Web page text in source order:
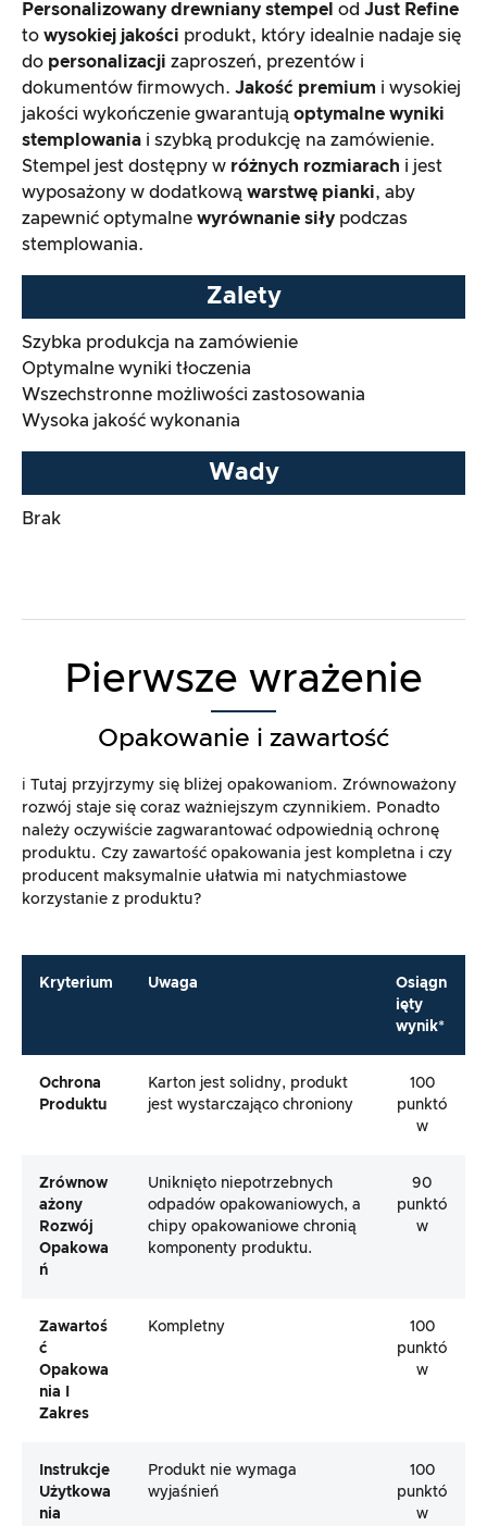
Przetwarzanie i wygląd produktu
Test praktyczny
Stosunek ceny do wydajności
Wynik ogólny
Personalizowany drewniany stempel od Just Refine
to wysokiej jakości produkt, który idealnie nadaje się
do personalizacji zaproszeń, prezentów i
dokumentów firmowych. Jakość premium i wysokiej
jakości wykończenie gwarantują optymalne wyniki
stemplowania i szybką produkcję na zamówienie.
Stempel jest dostępny w różnych rozmiarach i jest
wyposażony w dodatkową warstwę pianki, aby
zapewnić optymalne wyrównanie siły podczas
stemplowania.
Zalety
Szybka produkcja na zamówienie
Optymalne wyniki tłoczenia
Wszechstronne możliwości zastosowania
Wysoka jakość wykonania
Wady
Brak
Pierwsze wrażenie
Opakowanie i zawartość
ℹ️ Tutaj przyjrzymy się bliżej opakowaniom. Zrównoważony
rozwój staje się coraz ważniejszym czynnikiem. Ponadto
należy oczywiście zagwarantować odpowiednią ochronę
produktu. Czy zawartość opakowania jest kompletna i czy
producent maksymalnie ułatwia mi natychmiastowe
korzystanie z produktu?
Kryterium Uwaga
Osiągn
ięty
wynik*
Ochrona
Produktu
Karton jest solidny, produkt
jest wystarczająco chroniony
100
punktó
w
Zrównow
Ażony
Rozwój
Opakowa
Ń
Uniknięto niepotrzebnych
odpadów opakowaniowych, a
chipy opakowaniowe chronią
komponenty produktu.
90
punktó
w
Zawartoś
Ć
Opakowa
Nia I
Zakres
Kompletny
100
punktó
w
Instrukcje
Użytkowa
Nia
Produkt nie wymaga
wyjaśnień
100
punktó
w